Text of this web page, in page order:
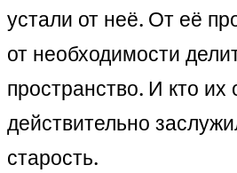
устали от неё. От её
от необходимости
пространство. И кто их
действительно
старость.